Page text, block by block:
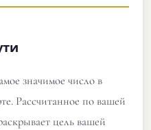
значимое число в
Рассчитанное по вашей
цель вашей